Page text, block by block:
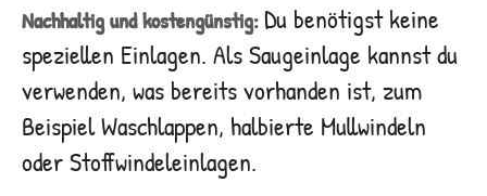
Nachhaltig und kostengünstig:Du benötigst keine
speziellen Einlagen. Als Saugeinlage kannst du
verwenden, was bereits vorhanden ist, zum
Beispiel Waschlappen, halbierte Mullwindeln
oder Stoffwindeleinlagen.